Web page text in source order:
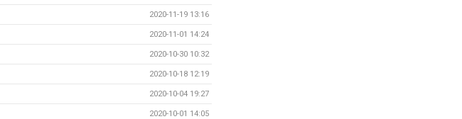
2020-11-19 13:16
2020-11-01 14:24
2020-10-30 10:32
2020-10-18 12:19
2020-10-04 19:27
2020-10-01 14:05